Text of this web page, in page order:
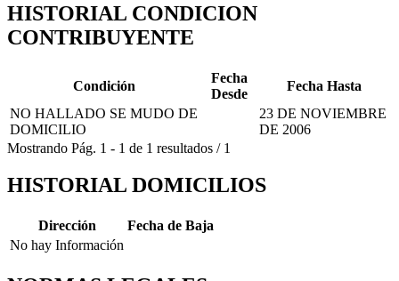
HISTORIAL CONDICION
CONTRIBUYENTE
Condición
Fecha
Desde
Fecha Hasta
NO HALLADO SE MUDO DE
DOMICILIO
23 DE NOVIEMBRE
DE 2006
Mostrando Pág. 1 - 1 de 1 resultados / 1
HISTORIAL DOMICILIOS
Dirección
Fecha de Baja
No hay Información